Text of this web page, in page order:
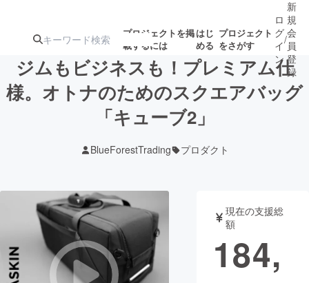
プロジェクトを掲
載するには
はじ
める
プロジェクト
をさがす
注目の新着プロ募集終了が近いプ
テクノロジー・ガジェット
映像・映画 書籍・雑誌
ロ
グ
イ
ン
/
新
規
会
員
登
録
ジムもビジネスも！プレミアム仕
様。オトナのためのスクエアバッグ
「キューブ2」
BlueForestTrading プロダクト
現在の支援総
額
184,